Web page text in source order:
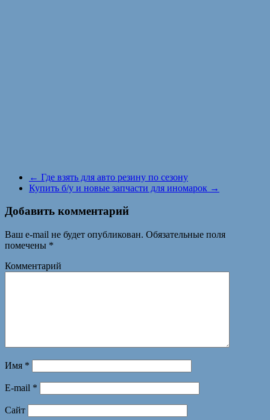
← Где взять для авто резину по сезону
Купить б/у и новые запчасти для иномарок →
Добавить комментарий
Ваш e-mail не будет опубликован. Обязательные поля
помечены *
Комментарий
Имя *
E-mail *
Сайт